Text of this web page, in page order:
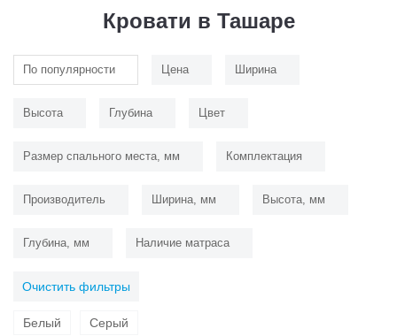
Кровати в Ташаре
По популярности Цена Ширина
Высота Глубина Цвет
Размер спального места, мм Комплектация
Производитель Ширина, мм Высота, мм
Глубина, мм Наличие матраса
Очистить фильтры
Белый Серый